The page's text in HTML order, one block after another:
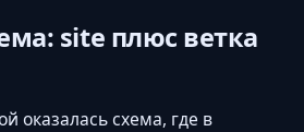
site плюс ветка
оказалась схема, где в